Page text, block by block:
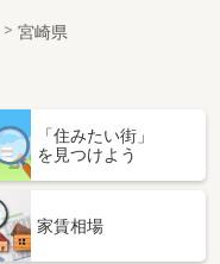
宮崎県
「住みたい街」
を見つけよう
家賃相場